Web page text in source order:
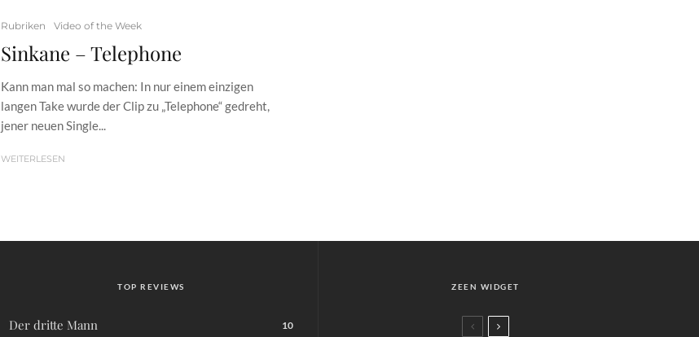
Rubriken Video of the Week
Sinkane – Telephone
Kann man mal so machen: In nur einem einzigen
langen Take wurde der Clip zu „Telephone“ gedreht,
jener neuen Single...
WEITERLESEN
TOP REVIEWS
Der dritte Mann 10
ZEEN WIDGET